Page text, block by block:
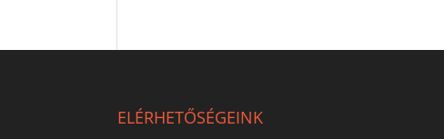
ELÉRHETŐSÉGEINK